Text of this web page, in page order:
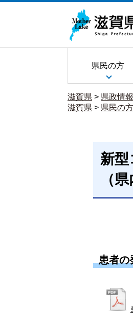
県民の方
滋賀県 > 県政情報
滋賀県 > 県民の方
新
（
患者の